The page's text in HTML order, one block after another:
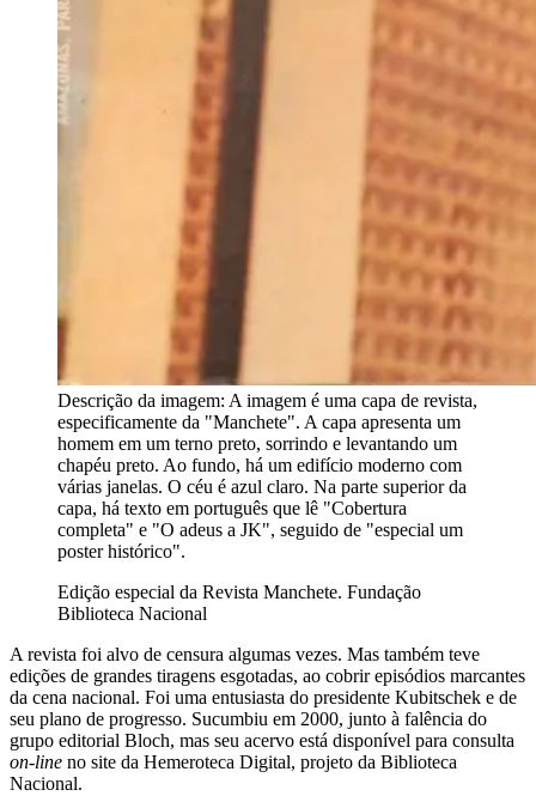
Descrição da imagem: A imagem é uma capa de revista,
especificamente da "Manchete". A capa apresenta um
homem em um terno preto, sorrindo e levantando um
chapéu preto. Ao fundo, há um edifício moderno com
várias janelas. O céu é azul claro. Na parte superior da
capa, há texto em português que lê "Cobertura
completa" e "O adeus a JK", seguido de "especial um
poster histórico".
Edição especial da Revista Manchete. Fundação
Biblioteca Nacional
A revista foi alvo de censura algumas vezes. Mas também teve
edições de grandes tiragens esgotadas, ao cobrir episódios marcantes
da cena nacional. Foi uma entusiasta do presidente Kubitschek e de
seu plano de progresso. Sucumbiu em 2000, junto à falência do
grupo editorial Bloch, mas seu acervo está disponível para consulta
on-line no site da Hemeroteca Digital, projeto da Biblioteca
Nacional.